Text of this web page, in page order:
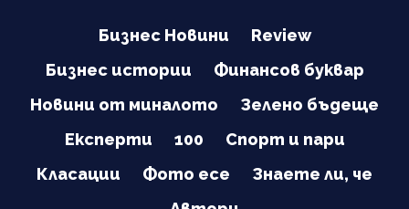
Бизнес Новини
Review
Бизнес истории
Финансов буквар
Новини от миналото
Зелено бъдеще
Експерти
100
Спорт и пари
Класации
Фото есе
Знаете ли, че